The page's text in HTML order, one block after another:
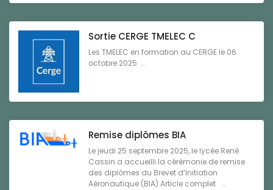
Sortie CERGE TMELEC C
Les TMELEC en formation au CERGE le 06
octobre 2025 ...
Remise diplômes BIA
Le jeudi 25 septembre 2025, le lycée René
Cassin a accueilli la cérémonie de remise
des diplômes du Brevet d’Initiation
Aéronautique (BIA).Article complet ...